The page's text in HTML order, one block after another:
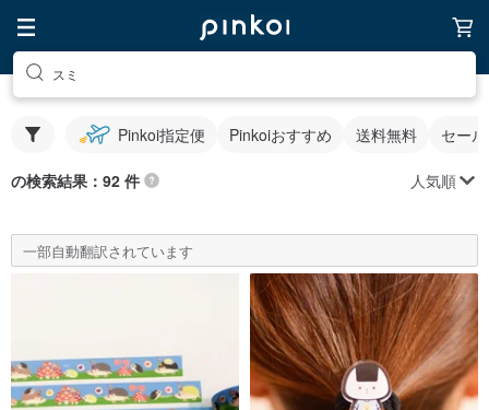
スミ
Pinkoi指定便 Pinkoiおすすめ 送料無料 セー
の検索結果：92 件 人気順
一部自動翻訳されています